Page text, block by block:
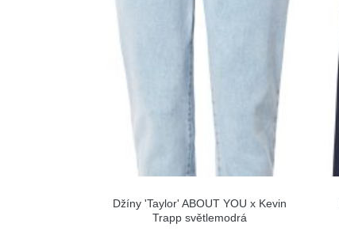
Džíny 'Taylor' ABOUT YOU x Kevin
Trapp světlemodrá